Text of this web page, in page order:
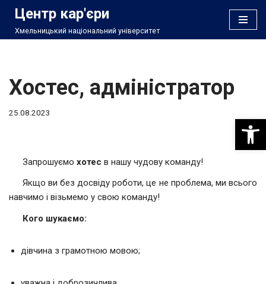
Перейти
Центр кар'єри
Хмельницький національний університет
Хостес, адміністратор
25.08.2023
Запрошуємо хотес в нашу чудову команду!
Якщо ви без досвіду роботи, це не проблема, ми всього
навчимо і візьмемо у свою команду!
Кого шукаємо:
дівчина з грамотною мовою;